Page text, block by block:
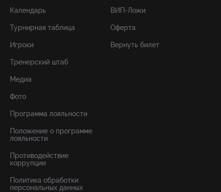
Календарь
Турнирная таблица
Игроки
Тренерский штаб
Медиа
Фото
Программа лояльности
Положение о программе
лояльности
Противодействие
коррупции
Политика обработки
персональных данных
ВИП-Ложи
Оферта
Вернуть билет